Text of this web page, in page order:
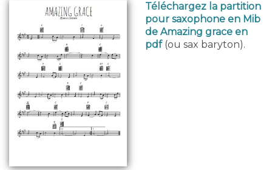
Téléchargez la partition
pour saxophone en Mib
de Amazing grace en
pdf(ou sax baryton).